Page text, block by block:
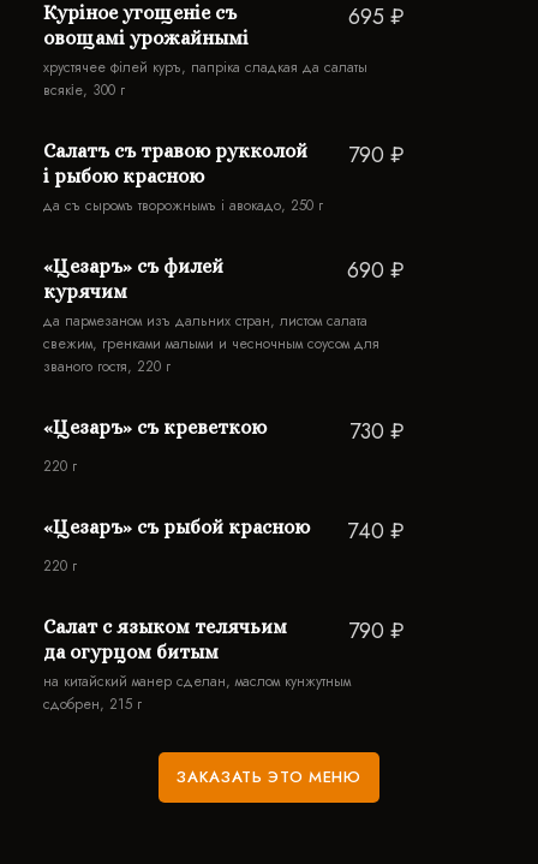
Курiное угощенiе съ
овощамi урожайнымi
695 ₽
хрустячее фiлей куръ, папрiка сладкая да салаты
всякіе, 300 г
Салатъ съ травою рукколой
i рыбою красною
790 ₽
да съ сыромъ творожнымъ i авокадо, 250 г
«Цезаръ» съ филей
курячим
690 ₽
да пармезаном изъ дальних стран, листом салата
свежим, гренками малыми и чесночным соусом для
званого гостя, 220 г
«Цезаръ» съ креветкою 730 ₽
220 г
«Цезаръ» съ рыбой красною 740 ₽
220 г
Салат с языком телячьим
да огурцом битым
790 ₽
на китайский манер сделан, маслом кунжутным
сдобрен, 215 г
ЗАКАЗАТЬ ЭТО МЕНЮ